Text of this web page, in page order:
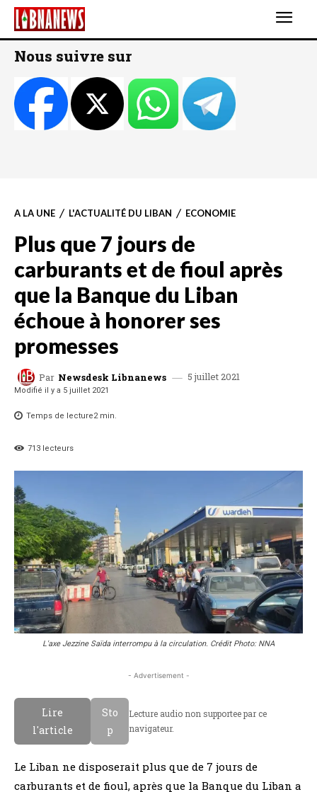
Nous suivre sur
A LA UNE L'ACTUALITÉ DU LIBAN ECONOMIE
Plus que 7 jours de
carburants et de fioul après
que la Banque du Liban
échoue à honorer ses
promesses
Par Newsdesk Libnanews 5 juillet 2021
Modifié il y a 5 juillet 2021
Temps de lecture2min.
713 lecteurs
L'axe Jezzine Saïda interrompu à la circulation. Crédit Photo: NNA
- Advertisement -
Lire
l'article
Sto
p
Lecture audio non supportee par ce
navigateur.
Le Liban ne disposerait plus que de 7 jours de
carburants et de fioul, après que la Banque du Liban a